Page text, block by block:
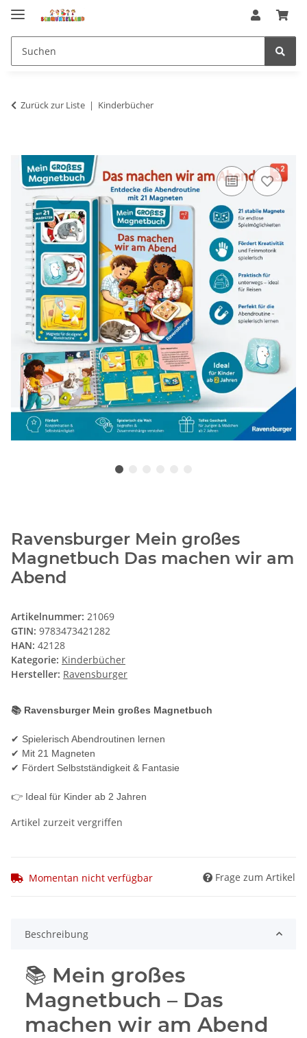
Zurück zur Liste Kinderbücher
Ravensburger Mein großes
Magnetbuch Das machen wir am
Abend
Artikelnummer: 21069
GTIN: 9783473421282
HAN: 42128
Kategorie: Kinderbücher
Hersteller: Ravensburger
📚 Ravensburger Mein großes Magnetbuch
✔ Spielerisch Abendroutinen lernen
✔ Mit 21 Magneten
✔ Fördert Selbstständigkeit & Fantasie
👉 Ideal für Kinder ab 2 Jahren
Artikel zurzeit vergriffen
Momentan nicht verfügbar Frage zum Artikel
Beschreibung
📚 Mein großes
Magnetbuch – Das
machen wir am Abend